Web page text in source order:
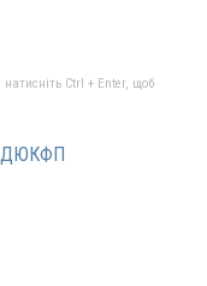
Ctrl + Enter, щоб